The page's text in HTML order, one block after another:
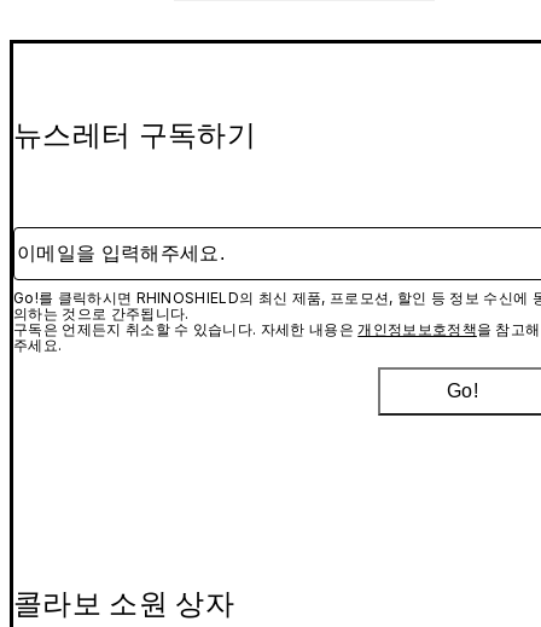
뉴스레터 구독하기
이메일을 입력해주세요.
Go!를 클릭하시면 RHINOSHIELD의 최신 제품, 프로모션, 할인 등 정보 수신에
의하는 것으로 간주됩니다.
구독은 언제든지 취소할 수 있습니다. 자세한 내용은 개인정보보호정책을 참고해
주세요.
Go!
콜라보 소원 상자